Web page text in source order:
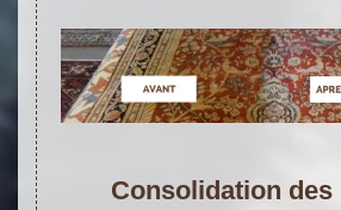
Consolidation des